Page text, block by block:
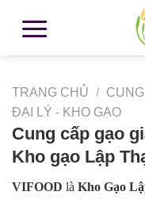
TRANG CHỦ /
ĐẠI LÝ - KHO GẠO
Cung cấp gạo
Kho gạo Lập
VIFOOD là Kho Gạo